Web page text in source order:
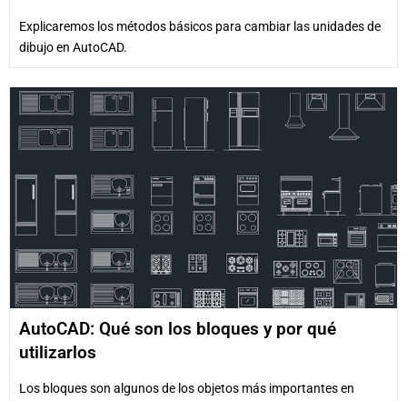
Explicaremos los métodos básicos para cambiar las unidades de
dibujo en AutoCAD.
AutoCAD: Qué son los bloques y por qué
utilizarlos
Los bloques son algunos de los objetos más importantes en